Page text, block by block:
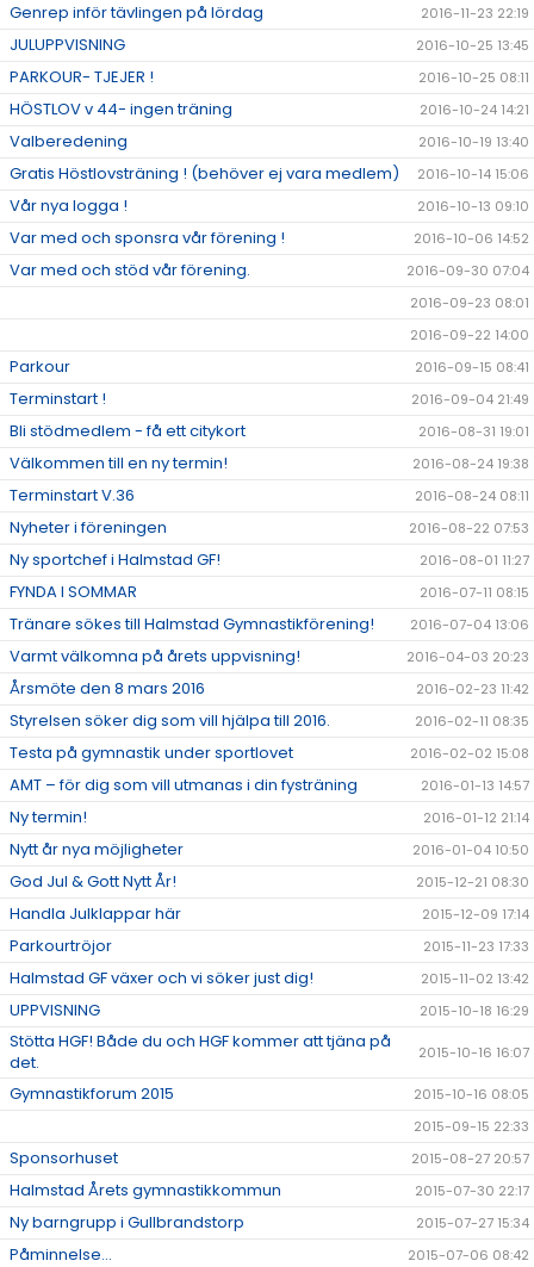
Genrep inför tävlingen på lördag 2016-11-23 22:19
JULUPPVISNING 2016-10-25 13:45
PARKOUR- TJEJER ! 2016-10-25 08:11
HÖSTLOV v 44- ingen träning 2016-10-24 14:21
Valberedening 2016-10-19 13:40
Gratis Höstlovsträning ! (behöver ej vara medlem) 2016-10-14 15:06
Vår nya logga ! 2016-10-13 09:10
Var med och sponsra vår förening ! 2016-10-06 14:52
Var med och stöd vår förening.
2016-09-30 07:04
2016-09-23 08:01
2016-09-22 14:00
Parkour 2016-09-15 08:41
Terminstart ! 2016-09-04 21:49
Bli stödmedlem - få ett citykort 2016-08-31 19:01
Välkommen till en ny termin! 2016-08-24 19:38
Terminstart V.36 2016-08-24 08:11
Nyheter i föreningen 2016-08-22 07:53
Ny sportchef i Halmstad GF! 2016-08-01 11:27
FYNDA I SOMMAR 2016-07-11 08:15
Tränare sökes till Halmstad Gymnastikförening! 2016-07-04 13:06
Varmt välkomna på årets uppvisning! 2016-04-03 20:23
Årsmöte den 8 mars 2016 2016-02-23 11:42
Styrelsen söker dig som vill hjälpa till 2016. 2016-02-11 08:35
Testa på gymnastik under sportlovet 2016-02-02 15:08
AMT – för dig som vill utmanas i din fysträning 2016-01-13 14:57
Ny termin! 2016-01-12 21:14
Nytt år nya möjligheter 2016-01-04 10:50
God Jul & Gott Nytt År! 2015-12-21 08:30
Handla Julklappar här 2015-12-09 17:14
Parkourtröjor 2015-11-23 17:33
Halmstad GF växer och vi söker just dig! 2015-11-02 13:42
UPPVISNING 2015-10-18 16:29
Stötta HGF! Både du och HGF kommer att tjäna på
det.
2015-10-16 16:07
Gymnastikforum 2015
2015-10-16 08:05
2015-09-15 22:33
Sponsorhuset 2015-08-27 20:57
Halmstad Årets gymnastikkommun 2015-07-30 22:17
Ny barngrupp i Gullbrandstorp 2015-07-27 15:34
Påminnelse... 2015-07-06 08:42